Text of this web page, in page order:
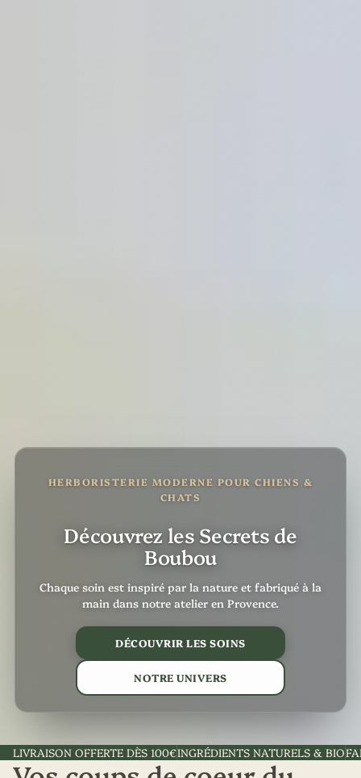
HERBORISTERIE MODERNE POUR CHIENS &
CHATS
Découvrez les Secrets de
Boubou
Chaque soin est inspiré par la nature et fabriqué à la
main dans notre atelier en Provence.
DÉCOUVRIR LES SOINS
NOTRE UNIVERS
LIVRAISON OFFERTE DÈS 100€INGRÉDIENTS NATURELS & BIO